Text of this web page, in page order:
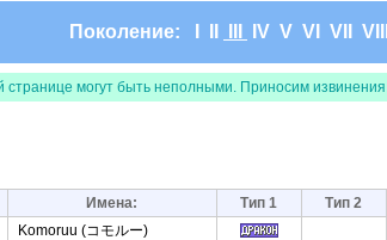
Поколение: IV V VI VII VIII
могут быть неполными. Приносим
Имена: Тип 1 Тип 2
Komoruu (コモルー)